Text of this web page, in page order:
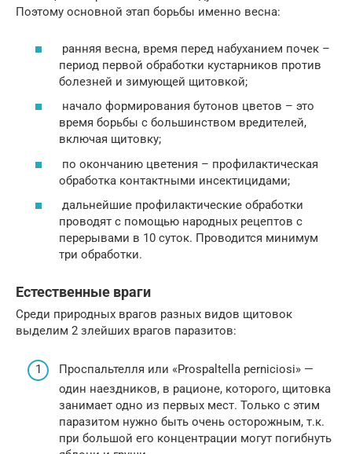
Поэтому основной этап борьбы именно весна:
ранняя весна, время перед набуханием почек –
период первой обработки кустарников против
болезней и зимующей щитовкой;
начало формирования бутонов цветов – это
время борьбы с большинством вредителей,
включая щитовку;
по окончанию цветения – профилактическая
обработка контактными инсектицидами;
дальнейшие профилактические обработки
проводят с помощью народных рецептов с
перерывами в 10 суток. Проводится минимум
три обработки.
Естественные враги
Среди природных врагов разных видов щитовок
выделим 2 злейших врагов паразитов:
Проспальтелля или «Prospaltella perniciosi» —
один наездников, в рационе, которого, щитовка
занимает одно из первых мест. Только с этим
паразитом нужно быть очень осторожным, т.к.
при большой его концентрации могут погибнуть